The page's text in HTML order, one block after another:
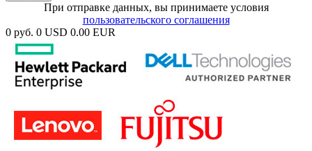
При отправке данных, вы принимаете условия
пользовательского соглашения
0 руб. 0 USD 0.00 EUR